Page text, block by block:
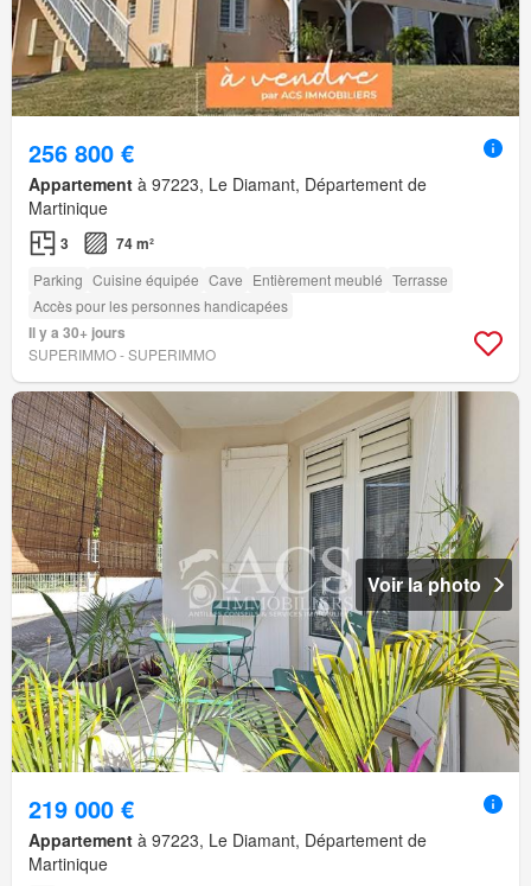
256 800 €
Appartement à 97223, Le Diamant, Département de
Martinique
3 74 m²
Parking Cuisine équipée Cave Entièrement meublé Terrasse
Accès pour les personnes handicapées
Il y a 30+ jours
SUPERIMMO - SUPERIMMO
Voir la photo
219 000 €
Appartement à 97223, Le Diamant, Département de
Martinique